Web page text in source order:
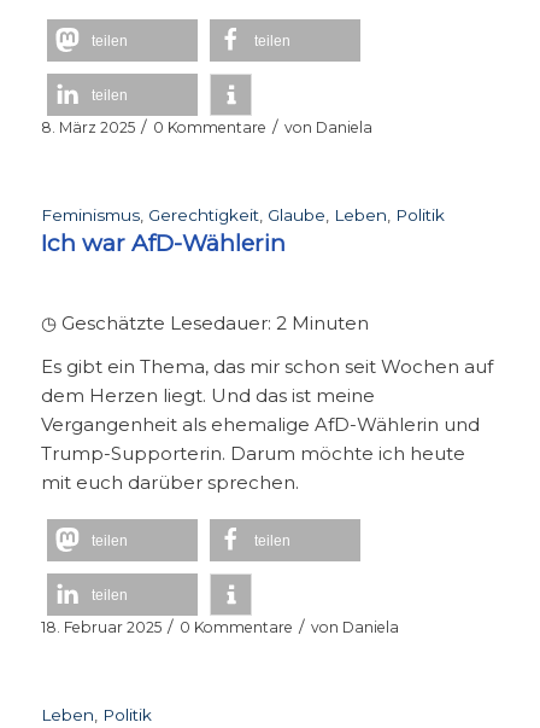
teilen teilen
teilen
8. März 2025 / 0 Kommentare / von Daniela
Feminismus, Gerechtigkeit, Glaube Leben Politik
Ich war AfD-Wählerin
◷ Geschätzte Lesedauer: 2 Minuten
Es gibt ein Thema, das mir schon seit Wochen auf
dem Herzen liegt. Und das ist meine
Vergangenheit als ehemalige AfD-Wählerin und
Trump-Supporterin. Darum möchte ich heute
mit euch darüber sprechen.
teilen teilen
teilen
18. Februar 2025 / 0 Kommentare / von Daniela
Leben Politik